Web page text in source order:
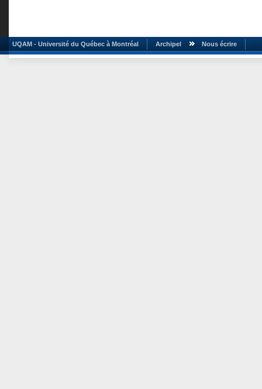
UQAM - Université du Québec à Montréal Archipel Nous écrire